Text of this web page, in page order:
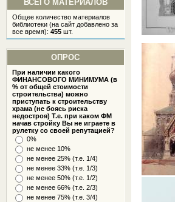
ВСЕГО МАТЕРИАЛОВ
Общее количество материалов
библиотеки (на сайт добавлено за
все время):455 шт.
ОПРОС
При наличии какого
ФИНАНСОВОГО МИНИМУМА (в
% от общей стоимости
строительства) можно
приступать к строительству
храма (не боясь риска
недостроя) Т.е. при каком ФМ
начав стройку Вы не играете в
рулетку со своей репутацией?
0%
не менее 10%
не менее 25% (т.е. 1/4)
не менее 33% (т.е. 1/3)
не менее 50% (т.е. 1/2)
не менее 66% (т.е. 2/3)
не менее 75% (т.е. 3/4)